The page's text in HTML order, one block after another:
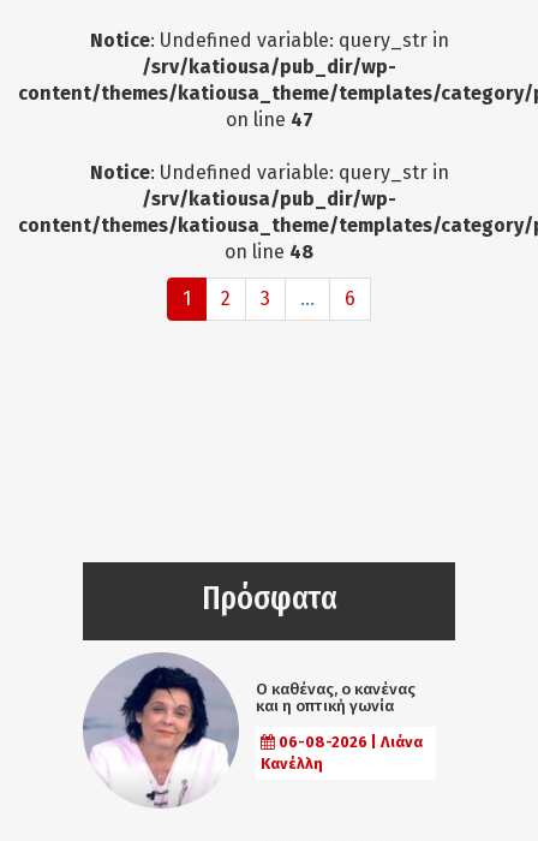
Notice: Undefined variable: query_str in
/srv/katiousa/pub_dir/wp-
content/themes/katiousa_theme/templates/
on line 47
Notice: Undefined variable: query_str in
/srv/katiousa/pub_dir/wp-
content/themes/katiousa_theme/templates/
on line 48
1 2 3 ... 6
Πρόσφατα
Ο καθένας, ο κανένας
και η οπτική γωνία
06-08-2026 | Λιάνα
Κανέλλη